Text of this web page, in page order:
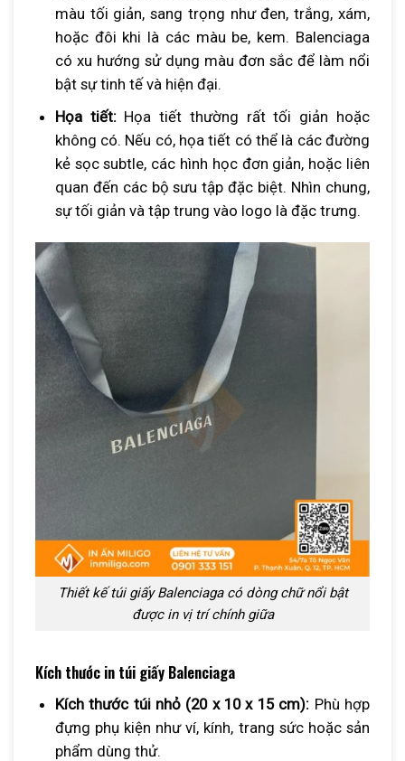
màu tối giản, sang trọng như đen, trắng, xám,
hoặc đôi khi là các màu be, kem. Balenciaga
có xu hướng sử dụng màu đơn sắc để làm nổi
bật sự tinh tế và hiện đại.
Họa tiết:Họa tiết thường rất tối giản hoặc
không có. Nếu có, họa tiết có thể là các đường
kẻ sọc subtle, các hình học đơn giản, hoặc liên
quan đến các bộ sưu tập đặc biệt. Nhìn chung,
sự tối giản và tập trung vào logo là đặc trưng.
Thiết kế túi giấy Balenciaga có dòng chữ nổi bật
được in vị trí chính giữa
Kích thước in túi giấy Balenciaga
Kích thước túi nhỏ (20 x 10 x 15 cm): Phù hợp
đựng phụ kiện như ví, kính, trang sức hoặc sản
phẩm dùng thử.